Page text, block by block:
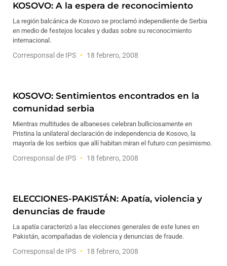
KOSOVO: A la espera de reconocimiento
La región balcánica de Kosovo se proclamó independiente de Serbia
en medio de festejos locales y dudas sobre su reconocimiento
internacional.
Corresponsal de IPS 18 febrero, 2008
KOSOVO: Sentimientos encontrados en la
comunidad serbia
Mientras multitudes de albaneses celebran bulliciosamente en
Pristina la unilateral declaración de independencia de Kosovo, la
mayoría de los serbios que allí habitan miran el futuro con pesimismo.
Corresponsal de IPS 18 febrero, 2008
ELECCIONES-PAKISTÁN: Apatía, violencia y
denuncias de fraude
La apatía caracterizó a las elecciones generales de este lunes en
Pakistán, acompañadas de violencia y denuncias de fraude.
Corresponsal de IPS 18 febrero, 2008